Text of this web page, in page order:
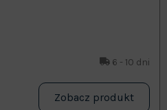
6 - 10 dni
Zobacz produkt